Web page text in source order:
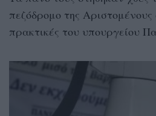
πεζόδρομο της
πρακτικές του υπουργείου